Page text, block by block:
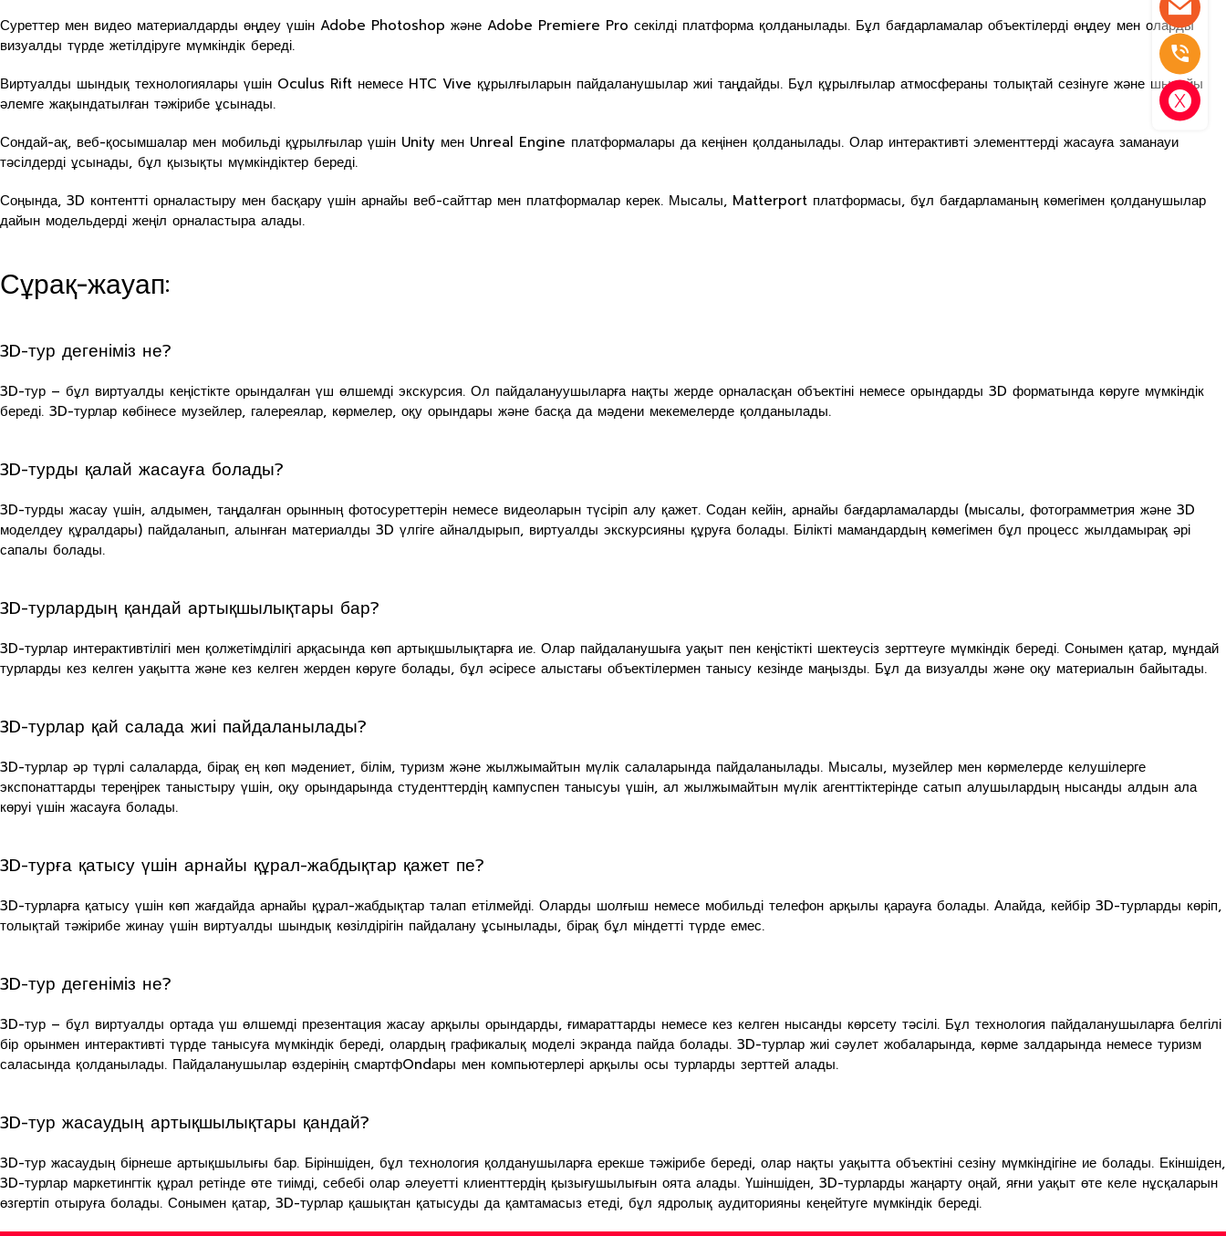
Суреттер мен видео материалдарды өңдеу үшін Adobe Photoshop және Adobe Premiere Pro секілді платформа қолданылады. Бұл бағдарламалар объектілерді өңдеу мен оларды
визуалды түрде жетілдіруге мүмкіндік береді.
Виртуалды шындық технологиялары үшін Oculus Rift немесе HTC Vive құрылғыларын пайдаланушылар жиі таңдайды. Бұл құрылғылар атмосфераны толықтай сезінуге және шынайы
әлемге жақындатылған тәжірибе ұсынады.
Сондай-ақ, веб-қосымшалар мен мобильді құрылғылар үшін Unity мен Unreal Engine платформалары да кеңінен қолданылады. Олар интерактивті элементтерді жасауға заманауи
тәсілдерді ұсынады, бұл қызықты мүмкіндіктер береді.
Соңында, 3D контентті орналастыру мен басқару үшін арнайы веб-сайттар мен платформалар керек. Мысалы, Matterport платформасы, бұл бағдарламаның көмегімен қолданушылар
дайын модельдерді жеңіл орналастыра алады.
Сұрақ-жауап:
3D-тур дегеніміз не?
3D-тур – бұл виртуалды кеңістікте орындалған үш өлшемді экскурсия. Ол пайдалануушыларға нақты жерде орналасқан объектіні немесе орындарды 3D форматында көруге мүмкіндік
береді. 3D-турлар көбінесе музейлер, галереялар, көрмелер, оқу орындары және басқа да мәдени мекемелерде қолданылады.
3D-турды қалай жасауға болады?
3D-турды жасау үшін, алдымен, таңдалған орынның фотосуреттерін немесе видеоларын түсіріп алу қажет. Содан кейін, арнайы бағдарламаларды (мысалы, фотограмметрия және 3D
моделдеу құралдары) пайдаланып, алынған материалды 3D үлгіге айналдырып, виртуалды экскурсияны құруға болады. Білікті мамандардың көмегімен бұл процесс жылдамырақ әрі
сапалы болады.
3D-турлардың қандай артықшылықтары бар?
3D-турлар интерактивтілігі мен қолжетімділігі арқасында көп артықшылықтарға ие. Олар пайдаланушыға уақыт пен кеңістікті шектеусіз зерттеуге мүмкіндік береді. Сонымен қатар, мұндай
турларды кез келген уақытта және кез келген жерден көруге болады, бұл әсіресе алыстағы объектілермен танысу кезінде маңызды. Бұл да визуалды және оқу материалын байытады.
3D-турлар қай салада жиі пайдаланылады?
3D-турлар әр түрлі салаларда, бірақ ең көп мәдениет, білім, туризм және жылжымайтын мүлік салаларында пайдаланылады. Мысалы, музейлер мен көрмелерде келушілерге
экспонаттарды тереңірек таныстыру үшін, оқу орындарында студенттердің кампуспен танысуы үшін, ал жылжымайтын мүлік агенттіктерінде сатып алушылардың нысанды алдын ала
көруі үшін жасауға болады.
3D-турға қатысу үшін арнайы құрал-жабдықтар қажет пе?
3D-турларға қатысу үшін көп жағдайда арнайы құрал-жабдықтар талап етілмейді. Оларды шолғыш немесе мобильді телефон арқылы қарауға болады. Алайда, кейбір 3D-турларды көріп,
толықтай тәжірибе жинау үшін виртуалды шындық көзілдірігін пайдалану ұсынылады, бірақ бұл міндетті түрде емес.
3D-тур дегеніміз не?
3D-тур – бұл виртуалды ортада үш өлшемді презентация жасау арқылы орындарды, ғимараттарды немесе кез келген нысанды көрсету тәсілі. Бұл технология пайдаланушыларға белгілі
бір орынмен интерактивті түрде танысуға мүмкіндік береді, олардың графикалық моделі экранда пайда болады. 3D-турлар жиі сәулет жобаларында, көрме залдарында немесе туризм
саласында қолданылады. Пайдаланушылар өздерінің смартфOndары мен компьютерлері арқылы осы турларды зерттей алады.
3D-тур жасаудың артықшылықтары қандай?
3D-тур жасаудың бірнеше артықшылығы бар. Біріншіден, бұл технология қолданушыларға ерекше тәжірибе береді, олар нақты уақытта объектіні сезіну мүмкіндігіне ие болады. Екіншіден,
3D-турлар маркетингтік құрал ретінде өте тиімді, себебі олар әлеуетті клиенттердің қызығушылығын оята алады. Үшіншіден, 3D-турларды жаңарту оңай, яғни уақыт өте келе нұсқаларын
өзгертіп отыруға болады. Сонымен қатар, 3D-турлар қашықтан қатысуды да қамтамасыз етеді, бұл ядролық аудиторияны кеңейтуге мүмкіндік береді.